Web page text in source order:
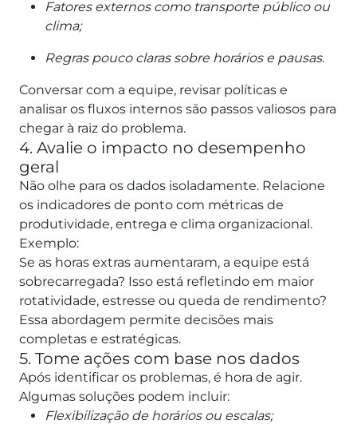
Fatores externos como transporte público ou
clima;
Regras pouco claras sobre horários e pausas.
Conversar com a equipe, revisar políticas e
analisar os fluxos internos são passos valiosos para
chegar à raiz do problema.
4. Avalie o impacto no desempenho
geral
Não olhe para os dados isoladamente. Relacione
os indicadores de ponto com métricas de
produtividade, entrega e clima organizacional.
Exemplo:
Se as horas extras aumentaram, a equipe está
sobrecarregada? Isso está refletindo em maior
rotatividade, estresse ou queda de rendimento?
Essa abordagem permite decisões mais
completas e estratégicas.
5. Tome ações com base nos dados
Após identificar os problemas, é hora de agir.
Algumas soluções podem incluir:
Flexibilização de horários ou escalas;